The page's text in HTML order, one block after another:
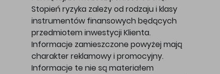
Stopień ryzyka zależy od rodzaju i klasy
instrumentów finansowych będących
przedmiotem inwestycji Klienta.
Informacje zamieszczone powyżej mają
charakter reklamowy i promocyjny.
Informacje te nie są materiałem